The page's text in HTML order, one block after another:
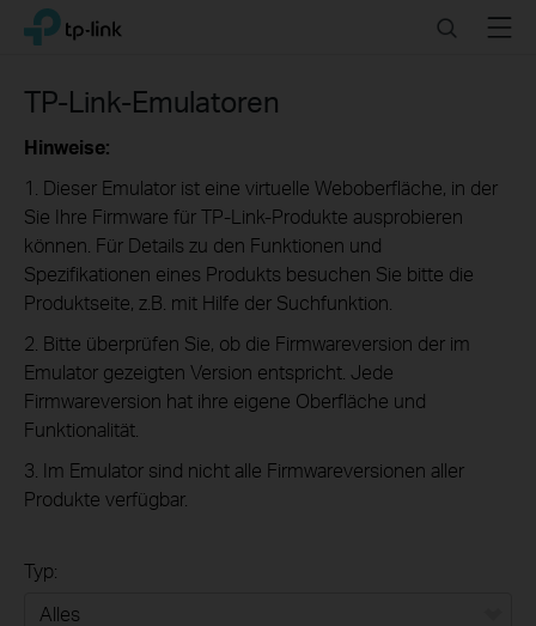
Click
the
navigation
TP-Link, Reliably Smart SearchMenu
TP-Link-Emulatoren
Hinweise:
1. Dieser Emulator ist eine virtuelle Weboberfläche, in der
Sie Ihre Firmware für TP-Link-Produkte ausprobieren
können. Für Details zu den Funktionen und
Spezifikationen eines Produkts besuchen Sie bitte die
Produktseite, z.B. mit Hilfe der Suchfunktion.
2. Bitte überprüfen Sie, ob die Firmwareversion der im
Emulator gezeigten Version entspricht. Jede
Firmwareversion hat ihre eigene Oberfläche und
Funktionalität.
3. Im Emulator sind nicht alle Firmwareversionen aller
Produkte verfügbar.
Typ: